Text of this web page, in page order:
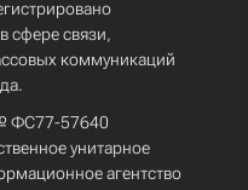
сфере связи,
коммуникаций
ФС77-57640
унитарное
агентство